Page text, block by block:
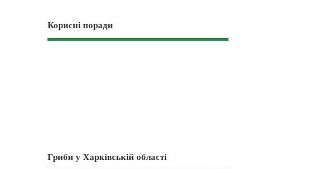
Корисні поради
Гриби у Харківській області